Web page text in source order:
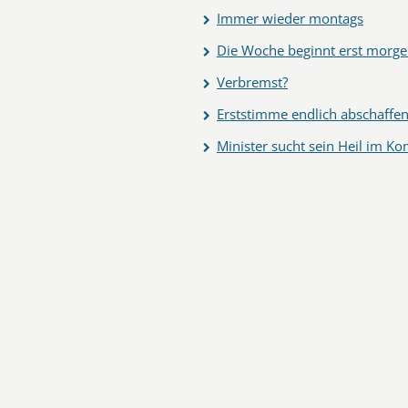
Immer wieder montags
Die Woche beginnt erst
Verbremst?
Erststimme endlich abschaffen
Minister sucht sein Heil im